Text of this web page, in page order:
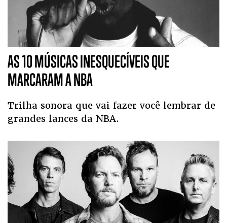
AS 10 MÚSICAS INESQUECÍVEIS QUE
MARCARAM A NBA
Trilha sonora que vai fazer você lembrar de
grandes lances da NBA.